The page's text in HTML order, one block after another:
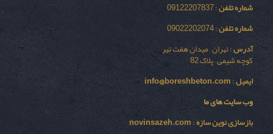
شماره تلفن: 09122207837
شماره تلفن: 09022202074
آدرس: تهران – میدان هفت تیر
کوچه شیمی – پلاک 82
ایمیل:
info@boreshbeton.com
وب سایت های ما
بازسازی نوين سازه:
novinsazeh.com